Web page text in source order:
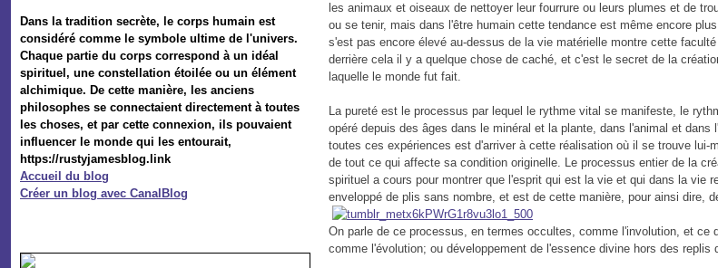
Dans la tradition secrète, le corps humain est
considéré comme le symbole ultime de l'univers.
Chaque partie du corps correspond à un idéal
spirituel, une constellation étoilée ou un élément
alchimique. De cette manière, les anciens
philosophes se connectaient directement à toutes
les choses, et par cette connexion, ils pouvaient
influencer le monde qui les entourait,
https://rustyjamesblog.link
Accueil du blog
Créer un blog avec CanalBlog
les animaux et oiseaux de nettoyer leur fourrure ou leurs plumes et de
ou se tenir, mais dans l'être humain cette tendance est même encore
s'est pas encore élevé au-dessus de la vie matérielle montre cette
derrière cela il y a quelque chose de caché, et c'est le secret de la
laquelle le monde fut fait.
La pureté est le processus par lequel le rythme vital se manifeste, le
opéré depuis des âges dans le minéral et la plante, dans l'animal et dans
toutes ces expériences est d'arriver à cette réalisation où il se trouve lui-
de tout ce qui affecte sa condition originelle. Le processus entier de la
spirituel a cours pour montrer que l'esprit qui est la vie et qui dans la vie
enveloppé de plis sans nombre, et est de cette manière, pour ainsi dire,
On parle de ce processus, en termes occultes, comme l'involution, et ce
comme l'évolution; ou développement de l'essence divine hors des replis